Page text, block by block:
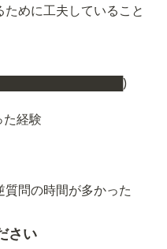
めに工夫していること
経験
問の時間が多かった
さい